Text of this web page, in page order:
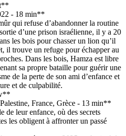
- 18 min**
qui refuse d’abandonner la routine
d’une prison israélienne, il y a 20
les bois pour chasser un lion qu’il
il trouve un refuge pour échapper au
Dans les bois, Hamza est libre
sa propre bataille pour guérir une
de la perte de son ami d’enfance et
et de culpabilité.
France, Grèce - 13 min**
de leur enfance, où des secrets
les obligent à affronter un passé